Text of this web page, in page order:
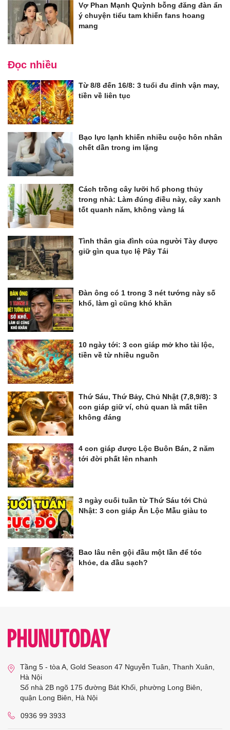
Vợ Phan Mạnh Quỳnh bỗng đăng đàn ẩn
ý chuyện tiểu tam khiến fans hoang
mang
Đọc nhiều
Từ 8/8 đến 16/8: 3 tuổi đu đỉnh vận may,
tiền về liên tục
Bạo lực lạnh khiến nhiều cuộc hôn nhân
chết dần trong im lặng
Cách trồng cây lưỡi hổ phong thủy
trong nhà: Làm đúng điều này, cây xanh
tốt quanh năm, không vàng lá
Tình thân gia đình của người Tày được
giữ gìn qua tục lệ Pây Tái
Đàn ông có 1 trong 3 nét tướng này số
khổ, làm gì cũng khó khăn
10 ngày tới: 3 con giáp mở kho tài lộc,
tiền về từ nhiều nguồn
Thứ Sáu, Thứ Bảy, Chủ Nhật (7,8,9/8): 3
con giáp giữ ví, chủ quan là mất tiền
không đáng
4 con giáp được Lộc Buôn Bán, 2 năm
tới đời phất lên nhanh
3 ngày cuối tuần từ Thứ Sáu tới Chủ
Nhật: 3 con giáp Ăn Lộc Mẫu giàu to
Bao lâu nên gội đầu một lần để tóc
khỏe, da đầu sạch?
Tầng 5 - tòa A, Gold Season 47 Nguyễn Tuân, Thanh Xuân,
Hà Nội
Số nhà 2B ngõ 175 đường Bát Khối, phường Long Biên,
quận Long Biên, Hà Nội
0936 99 3933